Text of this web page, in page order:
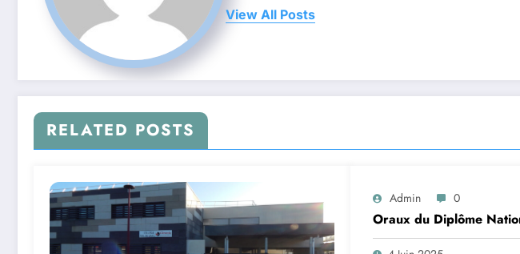
View All Posts
RELATED POSTS
Admin 0
Oraux du Diplôme